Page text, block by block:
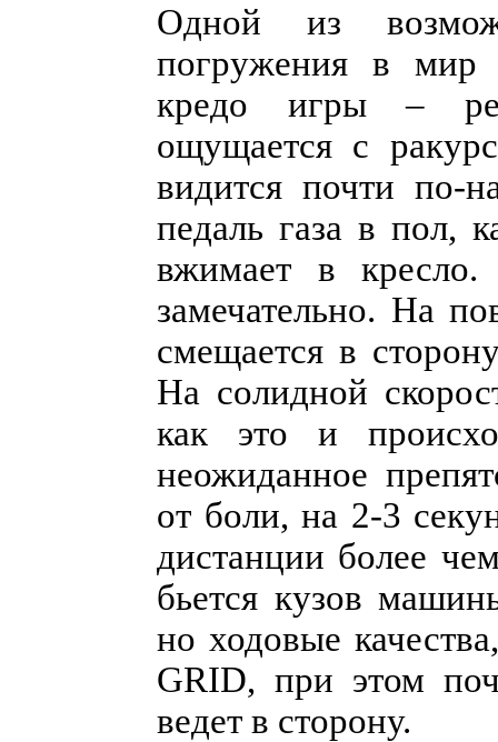
Одной из
погружения в мир
кредо игры –
ощущается с
видится почти по-
педаль газа в пол,
вжимает в кресло.
замечательно. На
смещается в
На солидной
как это и
неожиданное
от боли, на 2-3
дистанции более
бьется кузов
но ходовые
GRID, при этом
ведет в сторону.